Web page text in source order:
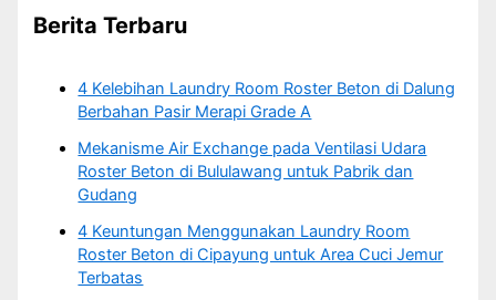
Berita Terbaru
4 Kelebihan Laundry Room Roster Beton di Dalung
Berbahan Pasir Merapi Grade A
Mekanisme Air Exchange pada Ventilasi Udara
Roster Beton di Bululawang untuk Pabrik dan
Gudang
4 Keuntungan Menggunakan Laundry Room
Roster Beton di Cipayung untuk Area Cuci Jemur
Terbatas